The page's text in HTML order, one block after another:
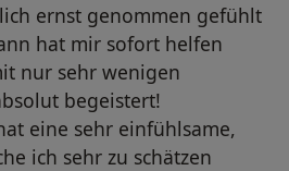
ernst genommen gefühlt
hat mir sofort helfen
nur sehr wenigen
begeistert!
eine sehr einfühlsame,
ich sehr zu schätzen